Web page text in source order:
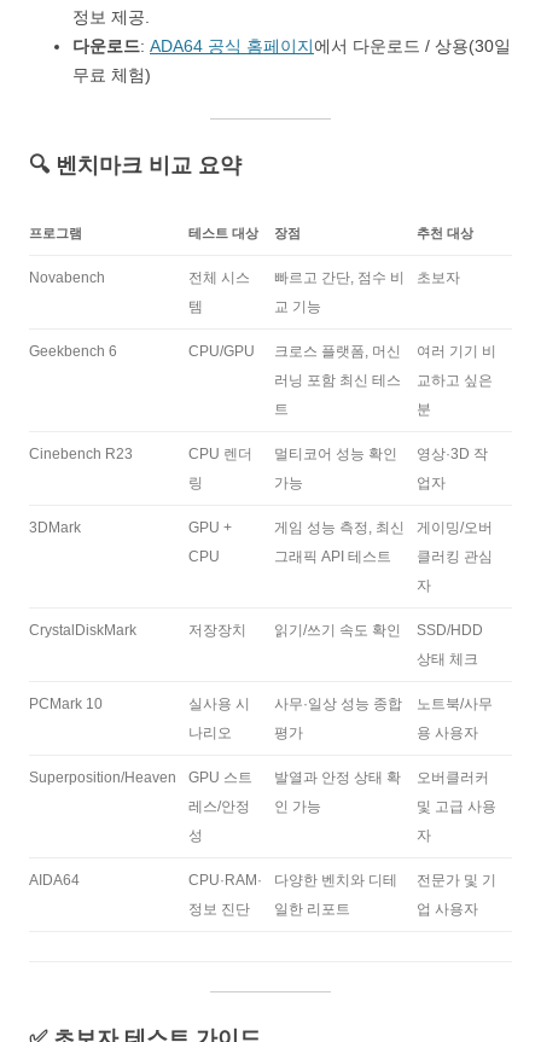
정보 제공.
다운로드: ADA64 공식 홈페이지에서 다운로드 / 상용(30일
무료 체험)
🔍 벤치마크 비교 요약
프로그램 테스트 대상 장점 추천 대상
Novabench
전체 시스
템
빠르고 간단, 점수 비
교 기능
초보자
Geekbench 6 CPU/GPU
크로스 플랫폼, 머신
러닝 포함 최신 테스
트
여러 기기 비
교하고 싶은
분
Cinebench R23
CPU 렌더
링
멀티코어 성능 확인
가능
영상·3D 작
업자
3DMark
GPU +
CPU
게임 성능 측정, 최신
그래픽 API 테스트
게이밍/오버
클러킹 관심
자
CrystalDiskMark 저장장치 읽기/쓰기 속도 확인
SSD/HDD
상태 체크
PCMark 10
실사용 시
나리오
사무·일상 성능 종합
평가
노트북/사무
용 사용자
Superposition/Heaven
GPU 스트
레스/안정
성
발열과 안정 상태 확
인 가능
오버클러커
및 고급 사용
자
AIDA64
CPU·RAM·
정보 진단
다양한 벤치와 디테
일한 리포트
전문가 및 기
업 사용자